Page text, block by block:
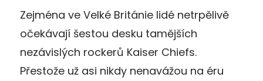
Zejména ve Velké Británie lidé netrpělivě
očekávají šestou desku tamějších
nezávislých rockerů Kaiser Chiefs.
Přestože už asi nikdy nenavážou na éru